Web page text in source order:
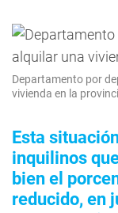
Departamento por
vivienda en la
Esta
inquilinos
bien el
reducido, en